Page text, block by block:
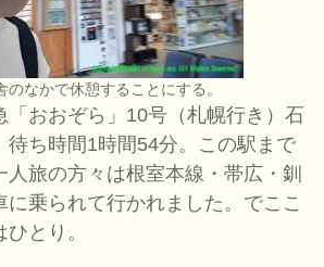
のなかで休憩することにする。
おおぞら」10号（札幌行き）石
待ち時間1時間54分。この駅まで
人旅の方々は根室本線・帯広・釧
に乗られて行かれました。でここ
とり。